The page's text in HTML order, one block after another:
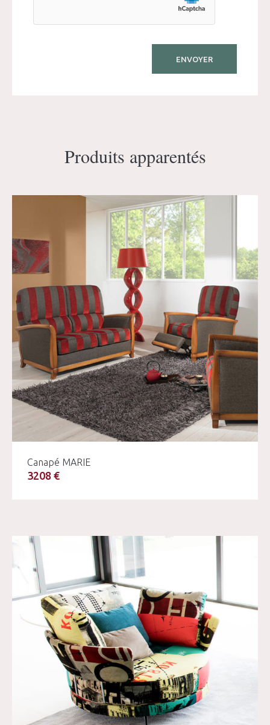
Produits apparentés
Canapé MARIE
3208 €